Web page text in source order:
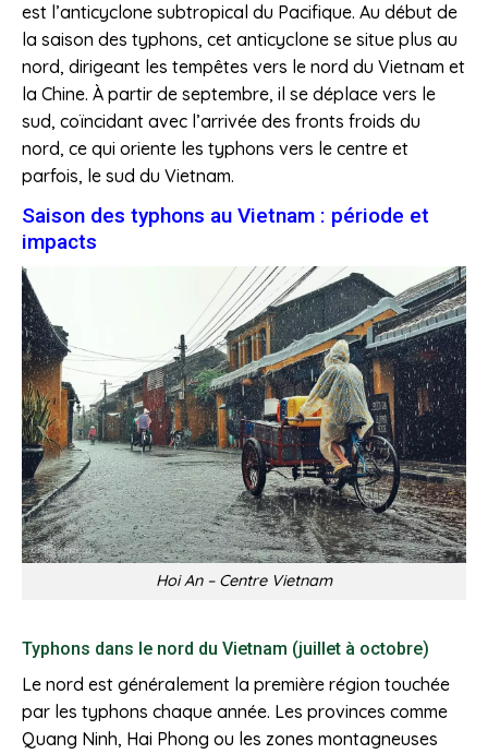
est l’anticyclone subtropical du Pacifique. Au début de
la saison des typhons, cet anticyclone se situe plus au
nord, dirigeant les tempêtes vers le nord du Vietnam et
la Chine. À partir de septembre, il se déplace vers le
sud, coïncidant avec l’arrivée des fronts froids du
nord, ce qui oriente les typhons vers le centre et
parfois, le sud du Vietnam.
Saison des typhons au Vietnam : période et
impacts
Hoi An – Centre Vietnam
Typhons dans le nord du Vietnam (juillet à octobre)
Le nord est généralement la première région touchée
par les typhons chaque année. Les provinces comme
Quang Ninh, Hai Phong ou les zones montagneuses